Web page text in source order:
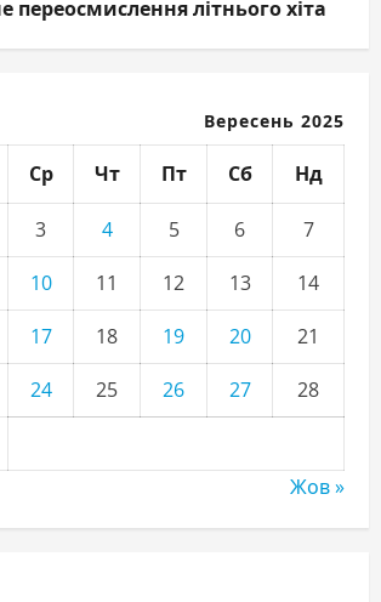
переосмислення літнього хіта
Вересень 2025
Ср Чт Пт Сб Нд
3 4 5 6
7
10 11 12 13
14
17 18 19 20
21
24 25 26 27
28
Жов »